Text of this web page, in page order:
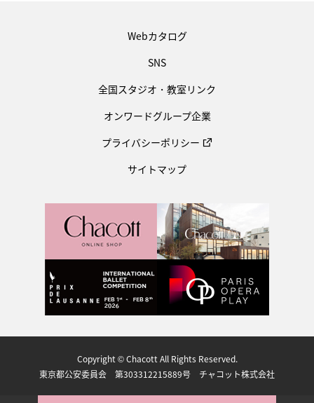
Webカタログ
SNS
全国スタジオ・教室リンク
オンワードグループ企業
プライバシーポリシー
サイトマップ
Copyright © Chacott All Rights Reserved.
東京都公安委員会 第303312215889号 チャコット株式会社